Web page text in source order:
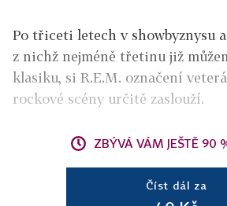
Po třiceti letech v showbyznysu
z nichž nejméně třetinu již
klasiku, si R.E.M. označení
rockové scény určitě zaslouží.
ZBÝVÁ VÁM JEŠTĚ 90
Číst dál za